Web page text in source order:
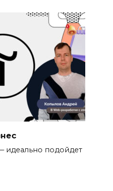
идеально подойдет